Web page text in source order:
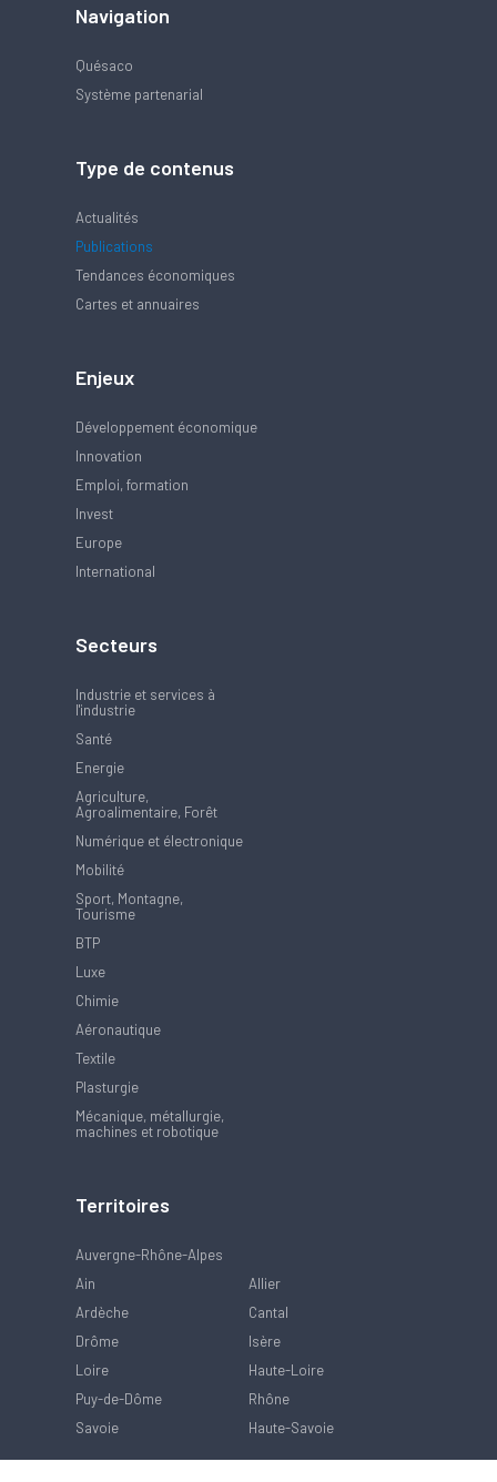
Navigation
Quésaco
Système partenarial
Type de contenus
Actualités
Publications
Tendances économiques
Cartes et annuaires
Enjeux
Développement économique
Innovation
Emploi, formation
Invest
Europe
International
Secteurs
Industrie et services à
l'industrie
Santé
Energie
Agriculture,
Agroalimentaire, Forêt
Numérique et électronique
Mobilité
Sport, Montagne,
Tourisme
BTP
Luxe
Chimie
Aéronautique
Textile
Plasturgie
Mécanique, métallurgie,
machines et robotique
Territoires
Auvergne-Rhône-Alpes
Ain
Allier
Ardèche
Cantal
Drôme
Isère
Loire
Haute-Loire
Puy-de-Dôme
Rhône
Savoie
Haute-Savoie